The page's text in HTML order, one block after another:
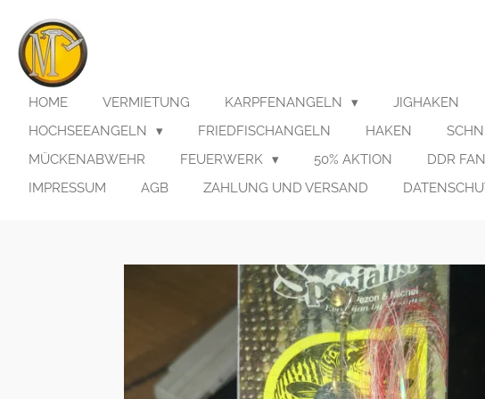
Hauptinhalt
springen
HOME VERMIETUNG KARPFENANGELN JIGHAKEN
HOCHSEEANGELN
FRIEDFISCHANGELN HAKEN
MÜCKENABWEHR
FEUERWERK 50% AKTION DDR
IMPRESSUM
AGB ZAHLUNG UND VERSAND